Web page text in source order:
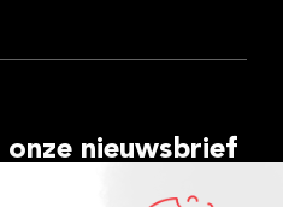
nieuwsbrief